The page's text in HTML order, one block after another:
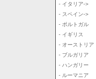
- イタリア->
- スペイン->
- ポルトガル
- イギリス
- オーストリア
- ブルガリア
- ハンガリー
- ルーマニア